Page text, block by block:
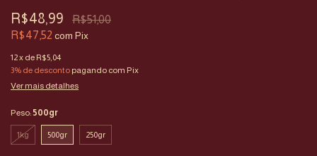
R$48,99
R$51,00
R$47,52 com Pix
12x de R$5,04
3% de desconto pagando com Pix
Ver mais detalhes
Peso: 500gr
1kg 500gr 250gr